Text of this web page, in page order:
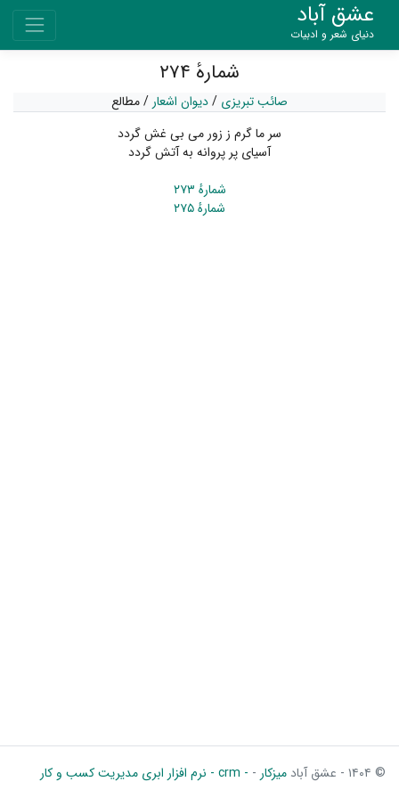
عشق آباد
دنیای شعر و ادبیات
شمارهٔ ۲۷۴
صائب تبریزی /دیوان اشعار /مطالع
سر ما گرم ز زور می بی غش گردد
آسیای پر پروانه به آتش گردد
شمارهٔ ۲۷۳
شمارهٔ ۲۷۵
© ۱۴۰۴ - عشق آباد میزکار - - crm - نرم افزار ابری مدیریت کسب و کار